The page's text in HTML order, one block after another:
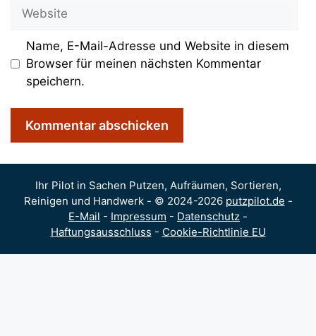
Name, E-Mail-Adresse und Website in diesem
Browser für meinen nächsten Kommentar
speichern.
Ihr Pilot in Sachen Putzen, Aufräumen, Sortieren,
Reinigen und Handwerk - © 2024-2026 putzpilot.de -
E-Mail - Impressum - Datenschutz -
Haftungsausschluss - Cookie-Richtlinie EU